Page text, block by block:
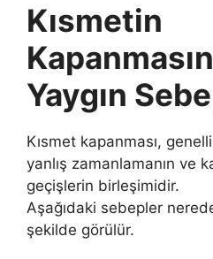
Kısmetin
Yaygın
Kısmet kapanması,
yanlış zamanlamanın ve
geçişlerin birleşimidir.
Aşağıdaki sebepler
şekilde görülür.